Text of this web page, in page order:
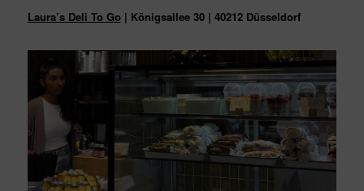
Laura’s Deli To Go| Königsallee 30 | 40212 Düsseldorf